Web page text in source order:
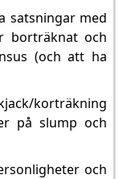
satsningar med
borträknat och
(och att ha
korträkning
på slump och
och